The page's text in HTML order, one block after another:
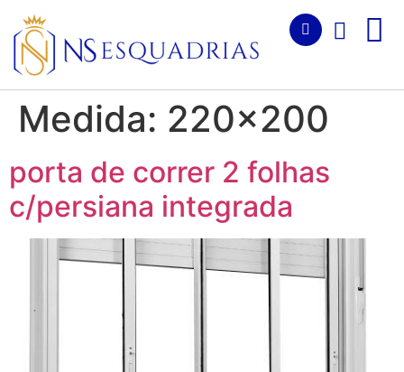
Medida: 220x200
porta de correr 2 folhas
c/persiana integrada